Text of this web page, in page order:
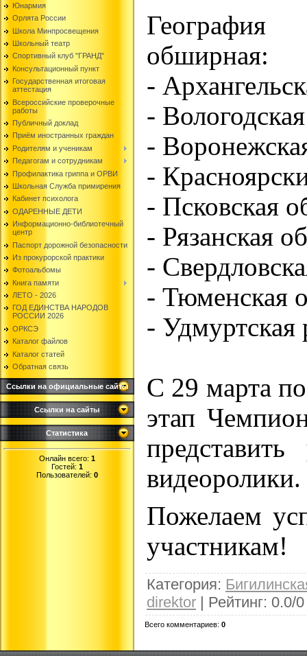
Юнармия
Орлята России
Школа Минпросвещения
Школьный театр
Спортивный клуб "ГРАНД"
Консультационный пункт
Государственная итоговая
аттестация
Всероссийские проверочные
работы
Публичный доклад
Приём иностранных граждан
Родителям и ученикам
Педагогам и сотрудникам
Профилактика гриппа и ОРВИ
Школьная Служба примирения
Кабинет психолога
ОДАРЕННЫЕ ДЕТИ
Информационно-библиотечный
центр
Паспорт дорожной безопасности
Из прокурорской практики
Фотоальбомы
Книга памяти
ЛЕТО - 2026
ГОД ЕДИНСТВА НАРОДОВ
РОССИИ 2026
ОРКСЭ
Каталог файлов
Каталог статей
Обратная связь
Ссылки на официальные сайты
Ссылки на сайты
Статистика
Онлайн всего: 1
Гостей: 1
Пользователей: 0
География
обширная:
-
-
-
-
- Псковская
- Рязанская
-
- Тюменская
- Удмуртская
С 29 марта
этап
видеоролики.
Пожелаем
участникам!
Категория:
direktor | Рейтинг: 0.0/0
Всего комментариев: 0